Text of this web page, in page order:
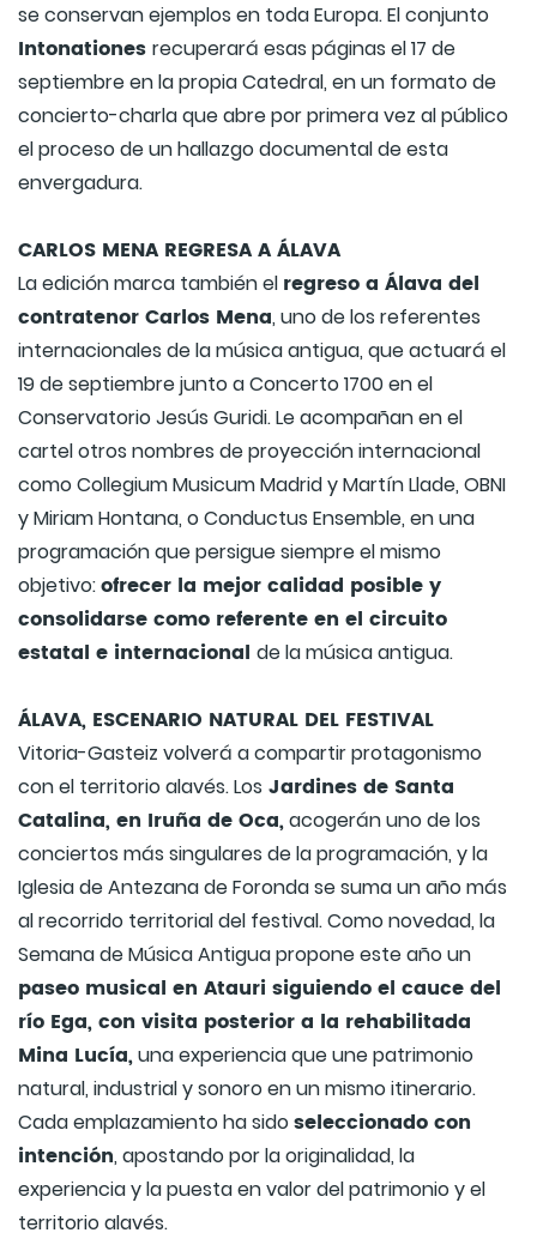
se conservan ejemplos en toda Europa. El conjunto
Intonationes recuperará esas páginas el 17 de
septiembre en la propia Catedral, en un formato de
concierto-charla que abre por primera vez al público
el proceso de un hallazgo documental de esta
envergadura.
CARLOS MENA REGRESA A ÁLAVA
La edición marca también el regreso a Álava del
contratenor Carlos Mena, uno de los referentes
internacionales de la música antigua, que actuará el
19 de septiembre junto a Concerto 1700 en el
Conservatorio Jesús Guridi. Le acompañan en el
cartel otros nombres de proyección internacional
como Collegium Musicum Madrid y Martín Llade, OBNI
y Miriam Hontana, o Conductus Ensemble, en una
programación que persigue siempre el mismo
objetivo:ofrecer la mejor calidad posible y
consolidarse como referente en el circuito
estatal e internacional de la música antigua.
ÁLAVA, ESCENARIO NATURAL DEL FESTIVAL
Vitoria-Gasteiz volverá a compartir protagonismo
con el territorio alavés. Los Jardines de Santa
Catalina, en Iruña de Oca,acogerán uno de los
conciertos más singulares de la programación, y la
Iglesia de Antezana de Foronda se suma un año más
al recorrido territorial del festival. Como novedad, la
Semana de Música Antigua propone este año un
paseo musical en Atauri siguiendo el cauce del
río Ega, con visita posterior a la rehabilitada
Mina Lucía,una experiencia que une patrimonio
natural, industrial y sonoro en un mismo itinerario.
Cada emplazamiento ha sidoseleccionado con
intención, apostando por la originalidad, la
experiencia y la puesta en valor del patrimonio y el
territorio alavés.